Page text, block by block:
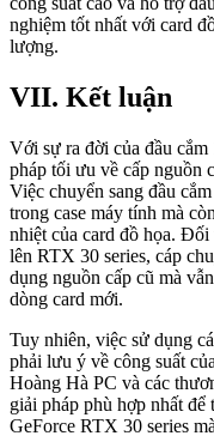
nghiệm tốt nhất với card
lượng.
VII. Kết luận
Với sự ra đời của đầu
pháp tối ưu về cấp nguồn
Việc chuyển sang đầu
trong case máy tính mà
nhiệt của card đồ họa.
lên RTX 30 series, cáp
dụng nguồn cấp cũ mà
dòng card mới.
Tuy nhiên, việc sử dụng
phải lưu ý về công suất
Hoàng Hà PC và các
giải pháp phù hợp nhất để
GeForce RTX 30 series